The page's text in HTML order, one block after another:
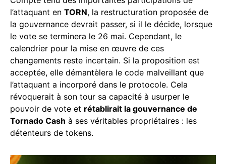
l’attaquant en TORN, la restructuration proposée de
la gouvernance devrait passer, si il le décide, lorsque
le vote se terminera le 26 mai. Cependant, le
calendrier pour la mise en œuvre de ces
changements reste incertain. Si la proposition est
acceptée, elle démantèlera le code malveillant que
l’attaquant a incorporé dans le protocole. Cela
révoquerait à son tour sa capacité à usurper le
pouvoir de vote et rétablirait la gouvernance de
Tornado Cash à ses véritables propriétaires : les
détenteurs de tokens.